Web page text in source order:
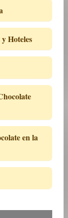
Hoteles
en la